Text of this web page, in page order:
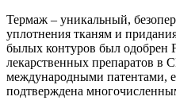
Термаж – уникальный,
уплотнения тканям и
былых контуров был одобрен
лекарственных препаратов
международными патентами,
подтверждена